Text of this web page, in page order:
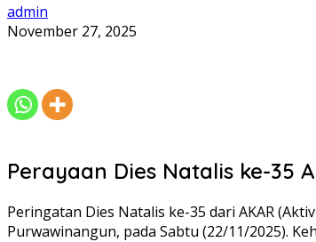
admin
November 27, 2025
Perayaan Dies Natalis ke-35
Peringatan Dies Natalis ke-35 dari AKAR
Purwawinangun, pada Sabtu (22/11/2025).